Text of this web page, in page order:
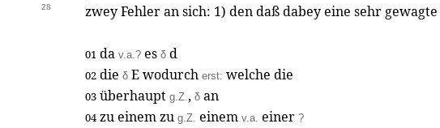
28 zwey Fehler an sich: 1) den daß dabey eine sehr
01 da v.a.? es δ d
02 die δ E wodurch erst: welche die
03 überhaupt g.Z., δ an
04 zu einem zu g.Z. einem v.a. einer ?